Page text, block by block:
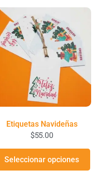
Etiquetas Navideñas
$55.00
Seleccionar opciones